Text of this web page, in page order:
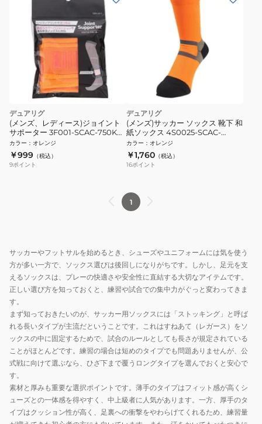
デュアリグ
(メンズ、レディース)ジョイント
サポーター 3F001-SCAC-750KO
ORG
カラー ： オレンジ
￥999 （税込）
9ポイント
デュアリグ
(メンズ)サッカー ソックス 靴下 和
紙ソックス 4S0025-SCAC-
750KM ORG
カラー ： オレンジ
￥1,760 （税込）
16ポイント
1
サッカーやフットサルを始めるとき、シューズやユニフォームには気を使う
方が多い一方で、ソックス選びは後回しになりがちです。しかし、足元を支
えるソックスは、プレーの快適さや安全性に直結する大切なアイテムです。
正しい選び方を知っておくと、練習や試合での集中力がぐっと変わってきま
す。
まず知っておきたいのが、サッカー用ソックスには「ストッキング」と呼ば
れる長いタイプが主流だということです。これはすねあて（レガース）をソ
ックスの中に固定するためで、試合のルールとしても長さが規定されている
ことがほとんどです。練習の場合は短めのタイプでも問題ありませんが、公
式戦に向けて選ぶなら、ひざ下まで覆うロングタイプを選んでおくと安心で
す。
素材と厚みも重要な選択ポイントです。薄手のタイプはフィット感が高くシ
ューズとの一体感を得やすく、中上級者に人気があります。一方、厚手のタ
イプはクッション性が高く、足裏への衝撃をやわらげてくれるため、練習量